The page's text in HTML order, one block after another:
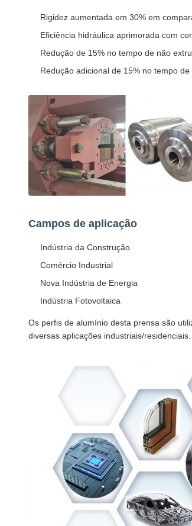
Rigidez aumentada em 30% em
Eficiência hidráulica aprimorada com
Redução de 15% no tempo de não
Redução adicional de 15% no tempo
Campos de aplicação
Indústria da Construção
Comércio Industrial
Nova Indústria de Energia
Indústria Fotovoltaica
Os perfis de alumínio desta prensa são
diversas aplicações industriais/residenciais.